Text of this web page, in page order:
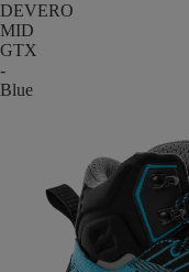
DEVERO
MID
GTX
-
Blue